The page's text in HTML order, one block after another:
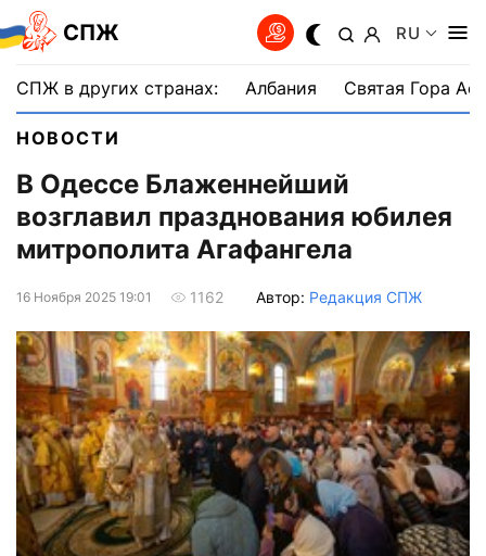
СПЖ RU
СПЖ в других странах: Албания Святая Гора
НОВОСТИ
В Одессе Блаженнейший
возглавил празднования юбилея
митрополита Агафангела
16 Ноября 2025 19:01 1162 Автор: Редакция СПЖ